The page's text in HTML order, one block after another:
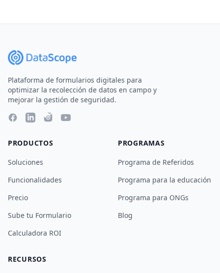
Plataforma de formularios digitales para
optimizar la recolección de datos en campo y
mejorar la gestión de seguridad.
PRODUCTOS
Soluciones
Funcionalidades
Precio
Sube tu Formulario
Calculadora ROI
PROGRAMAS
Programa de Referidos
Programa para la educación
Programa para ONGs
Blog
RECURSOS